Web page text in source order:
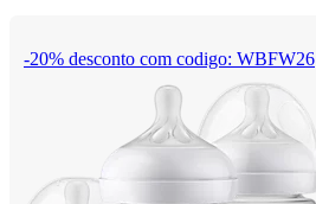
-20% desconto com codigo: WBFW26